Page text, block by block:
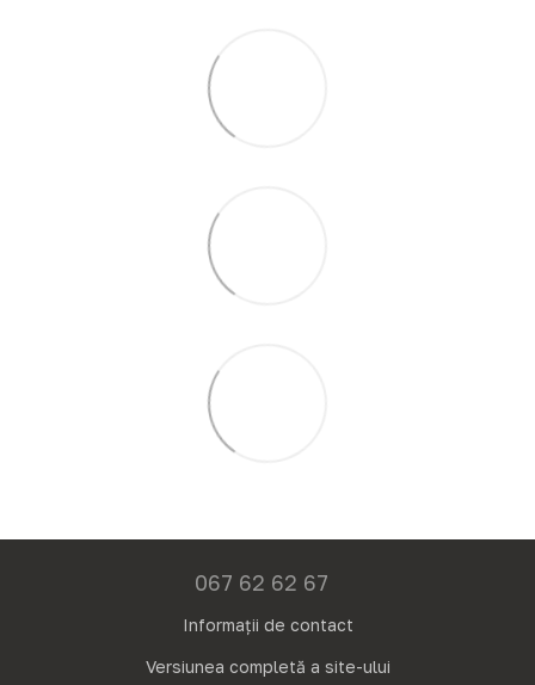
067 62 62 67
Informații de contact
Versiunea completă a site-ului